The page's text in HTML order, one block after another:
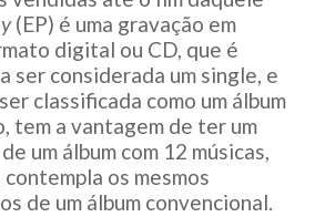
(EP) é uma gravação em
digital ou CD, que é
ser considerada um single, e
classificada como um álbum
tem a vantagem de ter um
um álbum com 12 músicas,
contempla os mesmos
de um álbum convencional.